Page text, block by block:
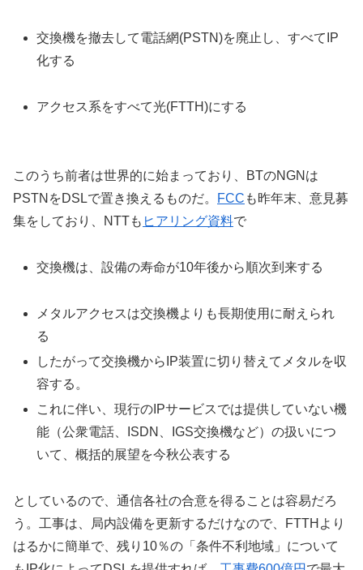
交換機を撤去して電話網(PSTN)を廃止し、すべてIP
化する
アクセス系をすべて光(FTTH)にする
このうち前者は世界的に始まっており、BTのNGNは
PSTNをDSLで置き換えるものだ。
FCC も昨年末、意見募
集をしており、NTTも ヒアリング資料で
交換機は、設備の寿命が10年後から順次到来する
メタルアクセスは交換機よりも長期使用に耐えられ
る
したがって交換機からIP装置に切り替えてメタルを収
容する。
これに伴い、現行のIPサービスでは提供していない機
能（公衆電話、ISDN、IGS交換機など）の扱いにつ
いて、概括的展望を今秋公表する
としているので、通信各社の合意を得ることは容易だろ
う。工事は、局内設備を更新するだけなので、FTTHより
はるかに簡単で、残り10％の「条件不利地域」について